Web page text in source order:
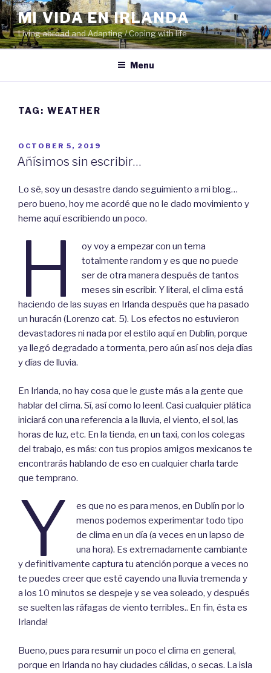
Skip
to
content
MI VIDA EN IRLANDA
Living abroad and Adapting / Coping with life
Menu
TAG: WEATHER
POSTED
ON
OCTOBER 5, 2019
Añísimos sin escribir…
Lo sé, soy un desastre dando seguimiento a mi blog…
pero bueno, hoy me acordé que no le dado movimiento y
heme aquí escribiendo un poco.
H
oy voy a empezar con un tema
totalmente random y es que no puede
ser de otra manera después de tantos
meses sin escribir. Y literal, el clima está
haciendo de las suyas en Irlanda después que ha pasado
un huracán (Lorenzo cat. 5). Los efectos no estuvieron
devastadores ni nada por el estilo aquí en Dublín, porque
ya llegó degradado a tormenta, pero aún así nos deja días
y días de lluvia.
En Irlanda, no hay cosa que le guste más a la gente que
hablar del clima. Sí, así como lo leen!. Casi cualquier plática
iniciará con una referencia a la lluvia, el viento, el sol, las
horas de luz, etc. En la tienda, en un taxi, con los colegas
del trabajo, es más: con tus propios amigos mexicanos te
encontrarás hablando de eso en cualquier charla tarde
que temprano.
Y
es que no es para menos, en Dublín por lo
menos podemos experimentar todo tipo
de clima en un día (a veces en un lapso de
una hora). Es extremadamente cambiante
y definitivamente captura tu atención porque a veces no
te puedes creer que esté cayendo una lluvia tremenda y
a los 10 minutos se despeje y se vea soleado, y después
se suelten las ráfagas de viento terribles.. En fin, ésta es
Irlanda!
Bueno, pues para resumir un poco el clima en general,
porque en Irlanda no hay ciudades cálidas, o secas. La isla